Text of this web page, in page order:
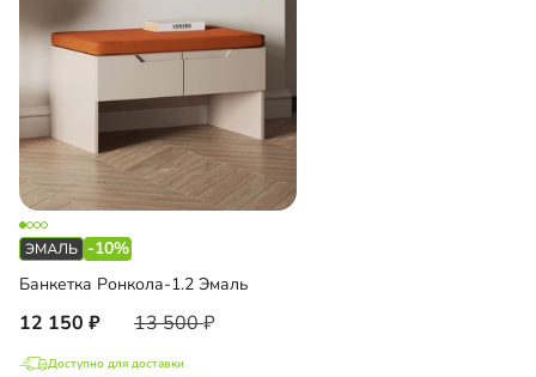
-10%
Банкетка Ронкола-1.2 Эмаль
12 150 13 500
Доступно для доставки